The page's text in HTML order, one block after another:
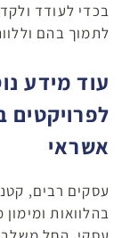
בכדי לעודד
לתמוך בהם
עוד מידע
לפרויקטים
אשראי
עסקים רבים,
בהלוואות